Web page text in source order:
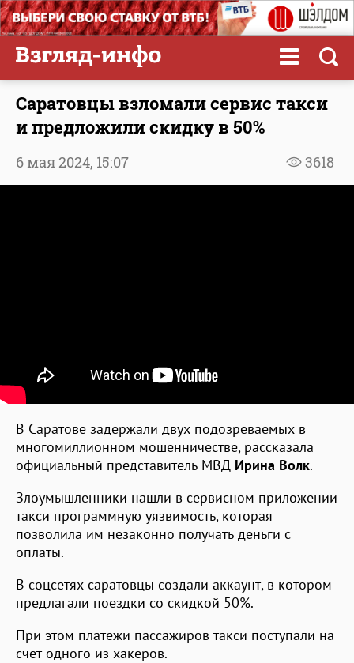
Саратовцы взломали сервис такси
и предложили скидку в 50%
3618
6 мая 2024, 15:07
В Саратове задержали двух подозреваемых в
многомиллионном мошенничестве, рассказала
официальный представитель МВД Ирина Волк.
Злоумышленники нашли в сервисном приложении
такси программную уязвимость, которая
позволила им незаконно получать деньги с
оплаты.
В соцсетях саратовцы создали аккаунт, в котором
предлагали поездки со скидкой 50%.
При этом платежи пассажиров такси поступали на
счет одного из хакеров.